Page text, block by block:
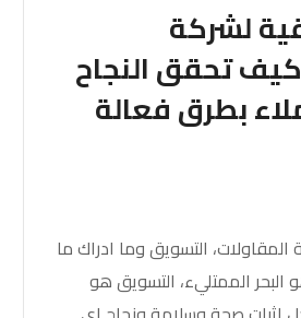
لشركة
تحقق النجاح
بطرق فعالة
التسويق وما ادراك ما
البحر الممتليء، التسويق هو